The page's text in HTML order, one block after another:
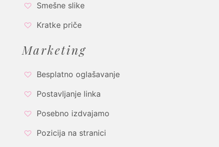
Smešne slike
Kratke priče
Marketing
Besplatno oglašavanje
Postavljanje linka
Posebno izdvajamo
Pozicija na stranici